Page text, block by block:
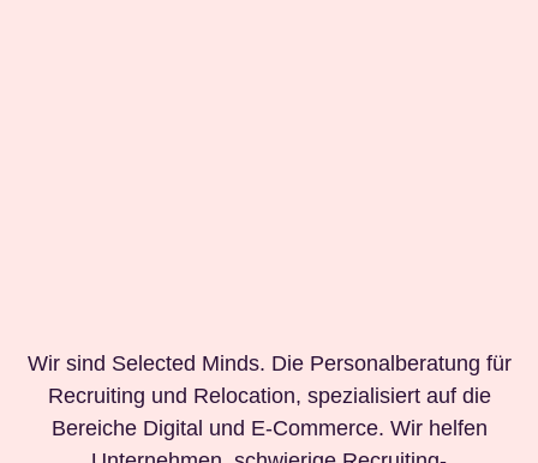
Wir sind Selected Minds. Die Personalberatung für
Recruiting und Relocation, spezialisiert auf die
Bereiche Digital und E-Commerce. Wir helfen